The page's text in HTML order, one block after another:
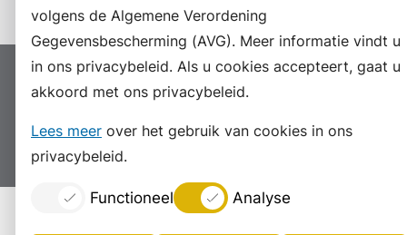
volgens de Algemene Verordening
Gegevensbescherming (AVG). Meer informatie vindt u
in ons privacybeleid. Als u cookies accepteert, gaat u
akkoord met ons privacybeleid.
Lees meer over het gebruik van cookies in ons
privacybeleid.
Functioneel Analyse
Proclaimer Colofon
Toegankelijkheid